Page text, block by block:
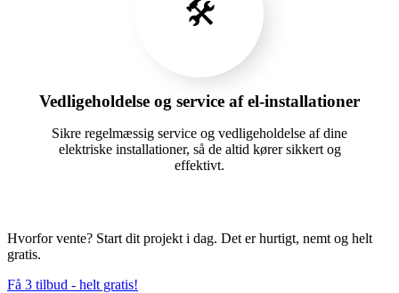
🛠️
Vedligeholdelse og service af el-installationer
Sikre regelmæssig service og vedligeholdelse af dine
elektriske installationer, så de altid kører sikkert og
effektivt.
Hvorfor vente? Start dit projekt i dag. Det er hurtigt, nemt og helt
gratis.
Få 3 tilbud - helt gratis!